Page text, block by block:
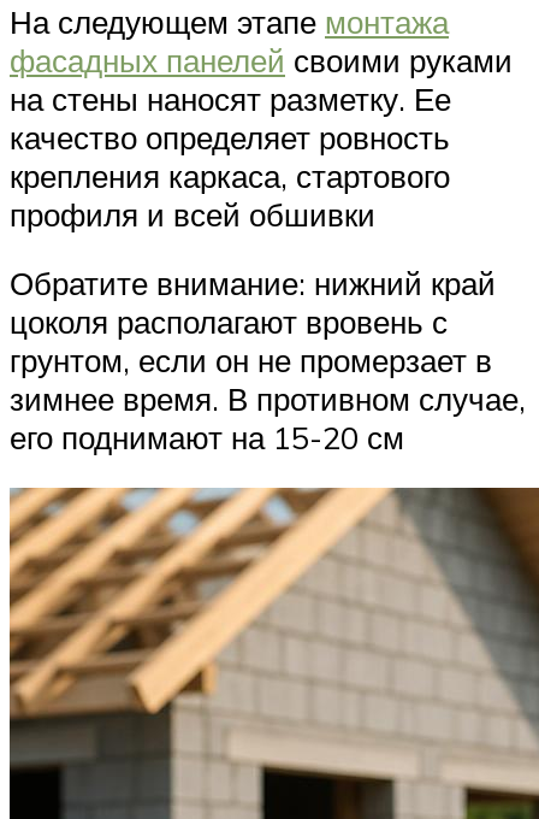
На следующем этапе монтажа
фасадных панелей своими руками
на стены наносят разметку. Ее
качество определяет ровность
крепления каркаса, стартового
профиля и всей обшивки
Обратите внимание: нижний край
цоколя располагают вровень с
грунтом, если он не промерзает в
зимнее время. В противном случае,
его поднимают на 15-20 см